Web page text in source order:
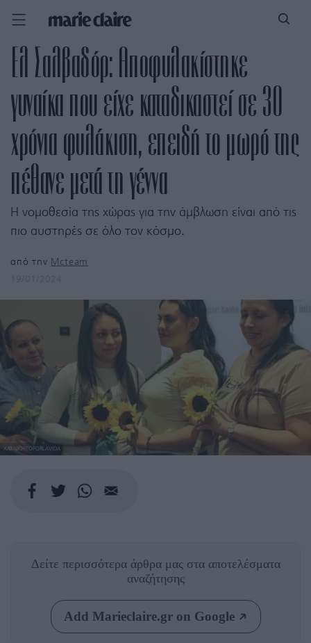
Ελ Σαλβαδόρ: Αποφυλακίστηκε
γυναίκα που είχε καταδικαστεί σε 30
χρόνια φυλάκιση, επειδή το μωρό της
πέθανε μετά τη γέννα
Η νομοθεσία της χώρας για την άμβλωση είναι από τις
πιο αυστηρές σε όλο τον κόσμο.
από την Mcteam
Χ/@ABORTOPORLAVIDA
Δείτε περισσότερα άρθρα μας στα αποτελέσματα
αναζήτησης
Add Marieclaire.gr on Google